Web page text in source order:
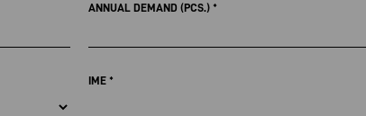
ANNUAL DEMAND (PCS.)*
IME*